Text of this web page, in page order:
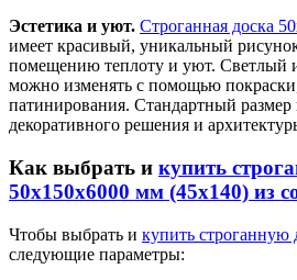
Эстетика и уют. Строганная доска
имеет красивый, уникальный
помещению теплоту и уют. Светлый
можно изменять с помощью
патинирования. Стандартный
декоративного решения и
Как выбрать и купить
50x150x6000 мм (45х140) из
Чтобы выбрать и купить строганную
следующие параметры: